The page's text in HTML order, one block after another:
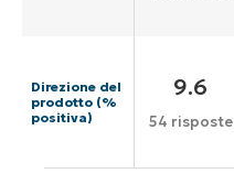
Direzione del
prodotto (%
positiva)
9.6
54 risposte